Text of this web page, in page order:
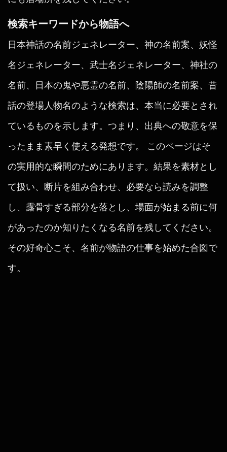
検索キーワードから物語へ
日本神話の名前ジェネレーター、神の名前案、妖怪
名ジェネレーター、武士名ジェネレーター、神社の
名前、日本の鬼や悪霊の名前、陰陽師の名前案、昔
話の登場人物名のような検索は、本当に必要とされ
ているものを示します。つまり、出典への敬意を保
ったまま素早く使える発想です。 このページはそ
の実用的な瞬間のためにあります。結果を素材とし
て扱い、断片を組み合わせ、必要なら読みを調整
し、露骨すぎる部分を落とし、場面が始まる前に何
があったのか知りたくなる名前を残してください。
その好奇心こそ、名前が物語の仕事を始めた合図で
す。